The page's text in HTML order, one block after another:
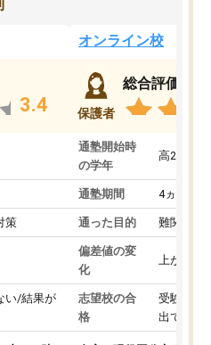
3.4
策
い/結果が
オンライン校
保護者
総合評価
通塾開始時
の学年
高2
通塾期間 4ヵ月～1
通った目的 難関私立
偏差値の変
化
上がった
志望校の合
格
受験して
出ていな